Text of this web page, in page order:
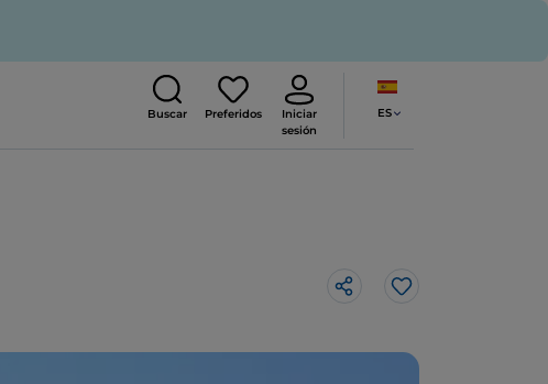
Buscar Preferidos
Iniciar
sesión
ES
Me gusta